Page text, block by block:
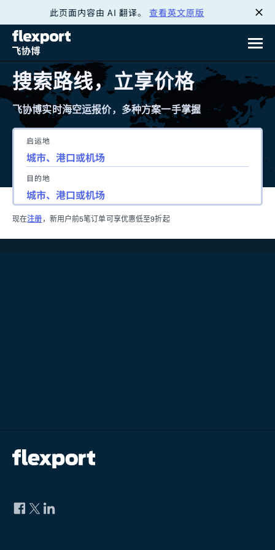
此页面内容由 AI 翻译。 查看英文原版
搜索路线，立享价格
飞协博实时海空运报价，多种方案一手掌握
启运地
目的地
现在注册 ，新用户前5笔订单可享优惠低至9折起